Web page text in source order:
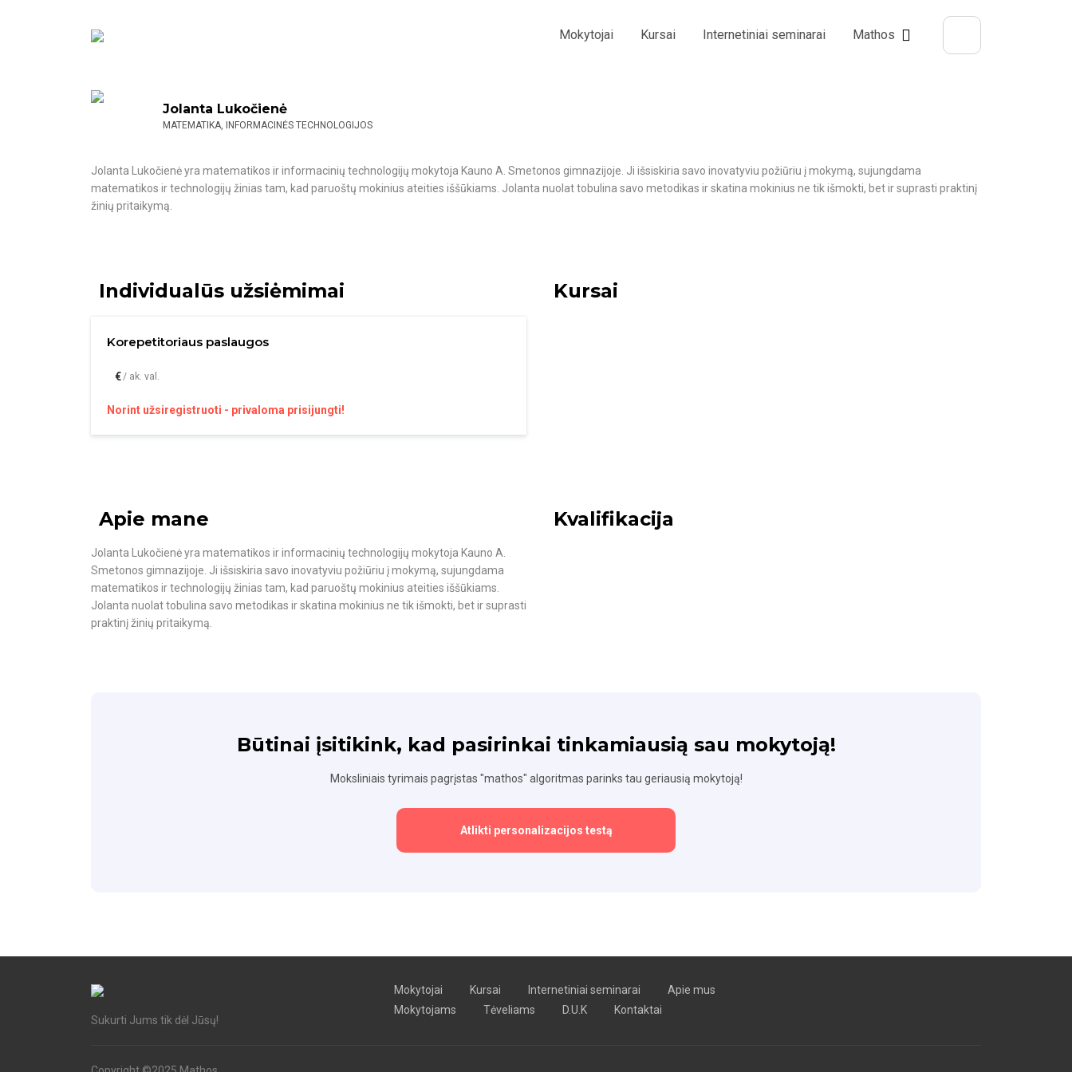
Mokytojai Kursai Internetiniai seminarai Mathos
Jolanta Lukočienė
MATEMATIKA, INFORMACINĖS TECHNOLOGIJOS
Jolanta Lukočienė yra matematikos ir informacinių technologijų mokytoja Kauno A. Smetonos gimnazijoje. Ji išsiskiria savo inovatyviu požiūriu į mokymą, sujungdama
matematikos ir technologijų žinias tam, kad paruoštų mokinius ateities iššūkiams. Jolanta nuolat tobulina savo metodikas ir skatina mokinius ne tik išmokti, bet ir suprasti praktinį
žinių pritaikymą.
Individualūs užsiėmimai
Korepetitoriaus paslaugos
€/ ak. val.
Norint užsiregistruoti - privaloma prisijungti!
Kursai
Apie mane
Jolanta Lukočienė yra matematikos ir informacinių technologijų mokytoja Kauno A.
Smetonos gimnazijoje. Ji išsiskiria savo inovatyviu požiūriu į mokymą, sujungdama
matematikos ir technologijų žinias tam, kad paruoštų mokinius ateities iššūkiams.
Jolanta nuolat tobulina savo metodikas ir skatina mokinius ne tik išmokti, bet ir suprasti
praktinį žinių pritaikymą.
Kvalifikacija
Būtinai įsitikink, kad pasirinkai tinkamiausią sau mokytoją!
Moksliniais tyrimais pagrįstas "mathos" algoritmas parinks tau geriausią mokytoją!
Atlikti personalizacijos testą
Sukurti Jums tik dėl Jūsų!
Mokytojai Kursai Internetiniai seminarai
Apie mus
Mokytojams
Tėveliams D.U.K Kontaktai